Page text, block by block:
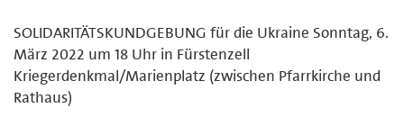
SOLIDARITÄTSKUNDGEBUNG für die Ukraine Sonntag, 6.
März 2022 um 18 Uhr in Fürstenzell
Kriegerdenkmal/Marienplatz (zwischen Pfarrkirche und
Rathaus)